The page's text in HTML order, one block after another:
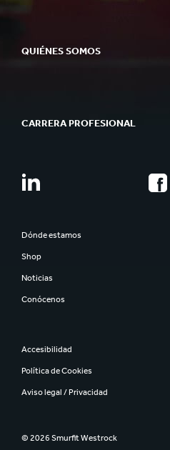
QUIÉNES SOMOS
CARRERA PROFESIONAL
Dónde estamos
Shop
Noticias
Conócenos
Accesibilidad
Política de Cookies
Aviso legal / Privacidad
© 2026 Smurfit Westrock